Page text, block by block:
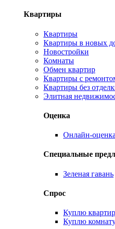
Квартиры
Квартиры
Квартиры в новых
Новостройки
Комнаты
Обмен квартир
Квартиры с
Квартиры без
Элитная
Оценка
Онлайн-оценка
Специальные
Зеленая гавань
Спрос
Куплю
Куплю